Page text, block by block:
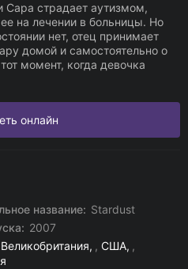
Сара страдает аутизмом,
на лечении в больницы. Но
нет, отец принимает
домой и самостоятельно о
момент, когда девочка
онлайн
название: Stardust
2007
Великобритания , США ,